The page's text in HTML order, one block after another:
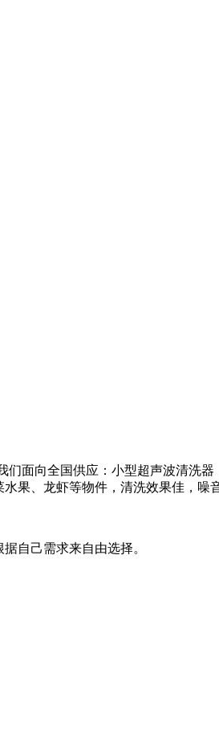
面向全国供应：小型超声波清洗
果、龙虾等物件，清洗效果佳，
自己需求来自由选择。